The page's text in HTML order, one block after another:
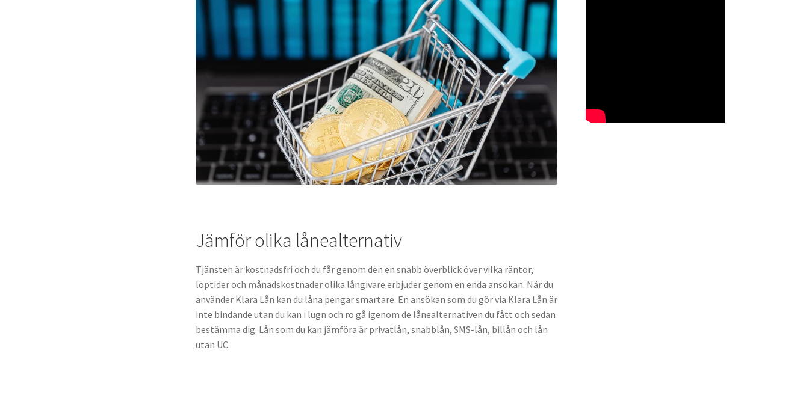
Jämför olika lånealternativ
Tjänsten är kostnadsfri och du får genom den en snabb överblick över vilka räntor,
löptider och månadskostnader olika långivare erbjuder genom en enda ansökan. När du
använder Klara Lån kan du låna pengar smartare. En ansökan som du gör via Klara Lån är
inte bindande utan du kan i lugn och ro gå igenom de lånealternativen du fått och sedan
bestämma dig. Lån som du kan jämföra är privatlån, snabblån, SMS-lån, billån och lån
utan UC.